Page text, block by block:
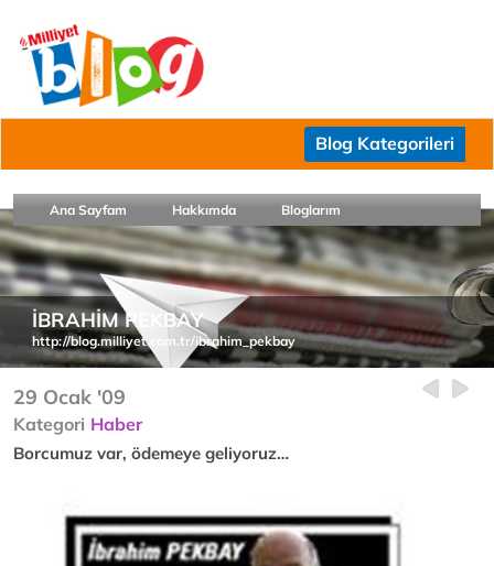
Blog Kategorileri
Ana Sayfam Hakkımda Bloglarım
İBRAHİM PEKBAY
http://blog.milliyet.com.tr/ibrahim_pekbay
29 Ocak '09
Kategori Haber
Borcumuz var, ödemeye geliyoruz…